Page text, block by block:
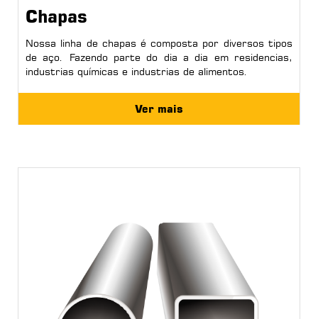
Chapas
Nossa linha de chapas é composta por diversos tipos
de aço. Fazendo parte do dia a dia em residencias,
industrias químicas e industrias de alimentos.
Ver mais